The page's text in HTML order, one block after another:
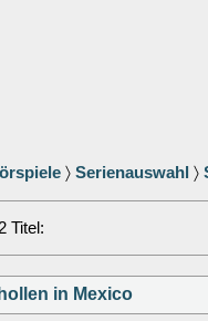
〉 Serienauswahl 〉
Titel:
in Mexico